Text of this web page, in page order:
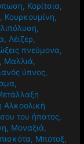
, Κορίτσια,
, Κουρκουμίνη,
,
, Λέιζερ,
πνεύμονα,
, Μαλλιά,
ύπνος,
,
Αλκοολική
του ήπατος,
, Μοναξιά,
, Μπότοξ,